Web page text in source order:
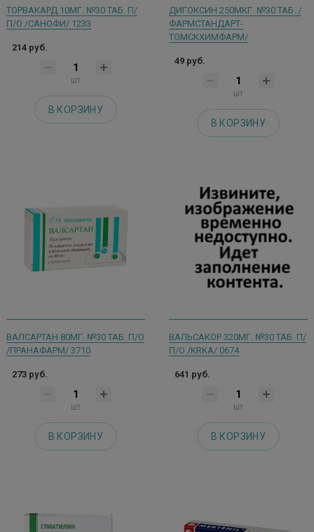
ТОРВАКАРД 10МГ. №30 ТАБ. П/
П/О /САНОФИ/ 1233
214 руб.
шт
В КОРЗИНУ
ДИГОКСИН 250МКГ. №30 ТАБ. /
ФАРМСТАНДАРТ-
ТОМСКХИМФАРМ/
49 руб.
шт
В КОРЗИНУ
ВАЛСАРТАН 80МГ. №30 ТАБ. П/О
/ПРАНАФАРМ/ 3710
273 руб.
шт
В КОРЗИНУ
ВАЛЬСАКОР 320МГ. №30 ТАБ. П/
П/О /KRKA/ 0674
641 руб.
шт
В КОРЗИНУ